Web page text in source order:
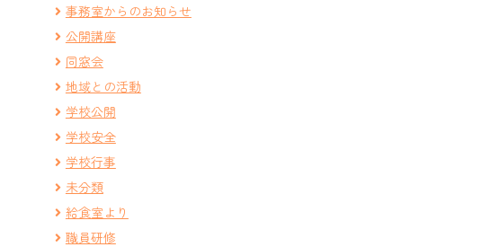
事務室からのお知らせ
公開講座
同窓会
地域との活動
学校公開
学校安全
学校行事
未分類
給食室より
職員研修